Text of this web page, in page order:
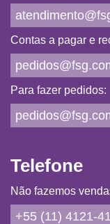
Contas a pagar e
Para fazer pedidos:
Telefone
Não fazemos
+55 (11) 4121-